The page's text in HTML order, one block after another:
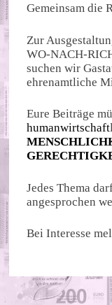
Gemeinsam die
Zur
WO-NACH-
suchen wir
ehrenamtliche
Eure Beiträge
humanwirtschaft
Jedes Thema
angesprochen
Bei Interesse